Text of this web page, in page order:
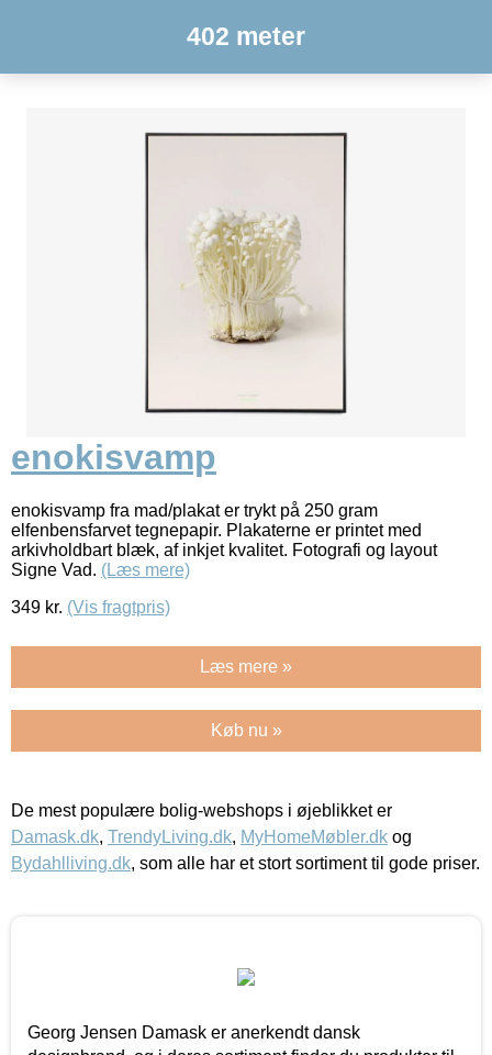
402 meter
enokisvamp
enokisvamp fra mad/plakat er trykt på 250 gram
elfenbensfarvet tegnepapir. Plakaterne er printet med
arkivholdbart blæk, af inkjet kvalitet. Fotografi og layout
Signe Vad. (Læs mere)
349 kr. (Vis fragtpris)
Læs mere »
Køb nu »
De mest populære bolig-webshops i øjeblikket er
Damask.dk, TrendyLiving.dk, MyHomeMøbler.dk og
Bydahlliving.dk, som alle har et stort sortiment til gode priser.
Georg Jensen Damask er anerkendt dansk